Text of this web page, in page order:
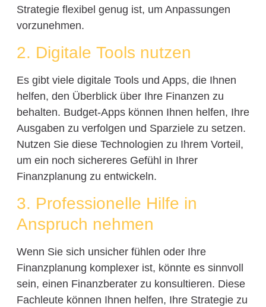
Strategie flexibel genug ist, um Anpassungen
vorzunehmen.
2. Digitale Tools nutzen
Es gibt viele digitale Tools und Apps, die Ihnen
helfen, den Überblick über Ihre Finanzen zu
behalten. Budget-Apps können Ihnen helfen, Ihre
Ausgaben zu verfolgen und Sparziele zu setzen.
Nutzen Sie diese Technologien zu Ihrem Vorteil,
um ein noch sichereres Gefühl in Ihrer
Finanzplanung zu entwickeln.
3. Professionelle Hilfe in
Anspruch nehmen
Wenn Sie sich unsicher fühlen oder Ihre
Finanzplanung komplexer ist, könnte es sinnvoll
sein, einen Finanzberater zu konsultieren. Diese
Fachleute können Ihnen helfen, Ihre Strategie zu